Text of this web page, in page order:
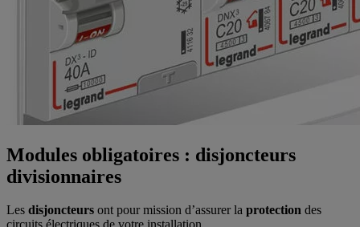
Modules obligatoires : disjoncteurs
divisionnaires
Les disjoncteurs ont pour mission d’assurer la protection des